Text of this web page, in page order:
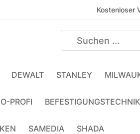
Kostenloser
DEWALT STANLEY
PROFI BEFESTIGUNGSTECHNIK
SAMEDIA SHADA